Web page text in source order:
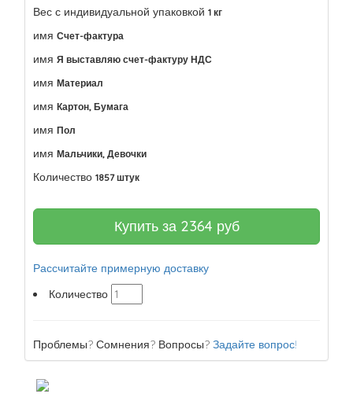
Вес с индивидуальной упаковкой 1 кг
имя Счет-фактура
имя Я выставляю счет-фактуру НДС
имя Материал
имя Картон, Бумага
имя Пол
имя Мальчики, Девочки
Количество 1857 штук
Купить за 2364 руб
Рассчитайте примерную доставку
Количество
Проблемы? Сомнения? Вопросы? Задайте вопрос!